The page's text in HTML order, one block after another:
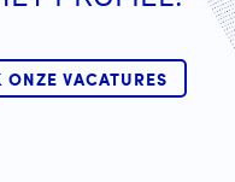
ONZE VACATURES